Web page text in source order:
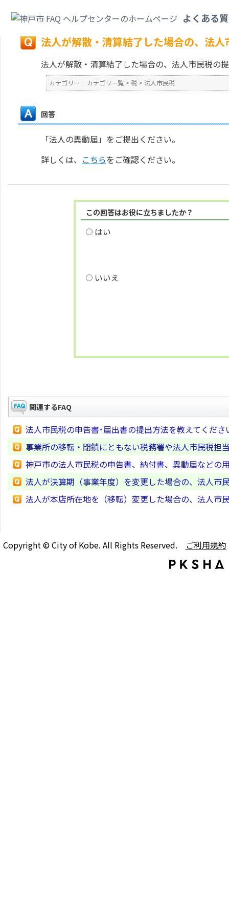
よくある
戻る
法人が解散・清算結了した場合の、法
法人が解散・清算結了した場合の、法人市民税の
カテゴリー : カテゴリ一覧 > 税 > 法人市民税
回答
「法人の異動届」をご提出ください。
詳しくは、 こちらをご確認ください。
この回答はお役に立ちましたか？
はい
いいえ
関連するFAQ
法人市民税の申告書･届出書の提出方法を教えてくださ
事業所の移転・閉鎖にともない税務署や法人市民税担
神戸市の法人市民税の申告書、納付書、異動届などの
法人が決算期（事業年度）を変更した場合の、法人市
法人が本店所在地を（移転）変更した場合の、法人市
Copyright © City of Kobe. All Rights Reserved. ご利用規約